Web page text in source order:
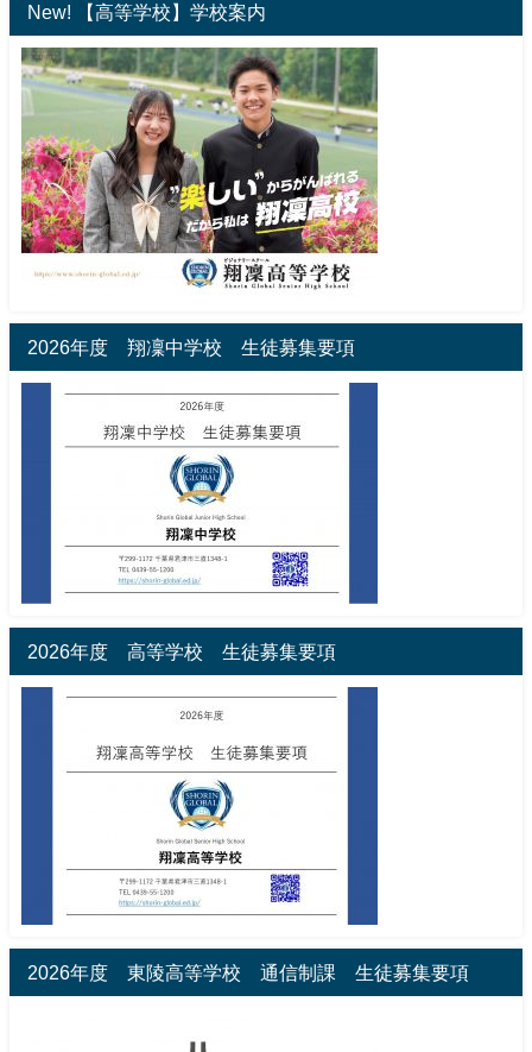
New! 【高等学校】学校案内
2026年度 翔凜中学校 生徒募集要項
2026年度 高等学校 生徒募集要項
2026年度 東陵高等学校 通信制課 生徒募集要項